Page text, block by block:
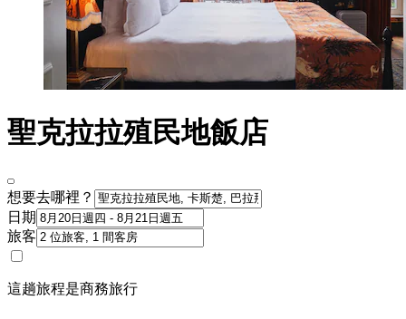
聖克拉拉殖民地飯店
想要去哪裡？
日期
旅客
這趟旅程是商務旅行